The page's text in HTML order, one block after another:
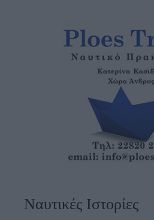
Ναυτικές Ιστορίες